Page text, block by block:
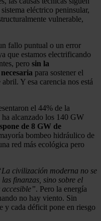
eléctrico peninsular,
vulnerable,
fallo puntual o un error
que estamos electrificando
pero sin la
para sostener el
Y esa carencia nos está
el 44% de la
alcanzado los 140 GW
de 8 GW de
bombeo hidráulico de
red más ecológica pero
civilización moderna no se
finanzas, sino sobre el
. Pero la energía
no hay viento. Sin
y cada déficit pone en riesgo